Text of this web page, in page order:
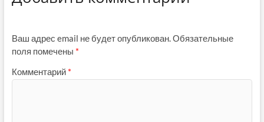
Ваш адрес email не будет опубликован.Обязательные
поля помечены *
Комментарий *